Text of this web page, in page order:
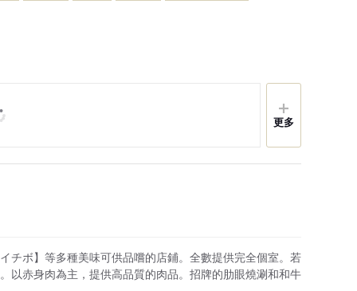
更多
チボ】等多種美味可供品嚐的店鋪。全數提供完全個室。若
以赤身肉為主，提供高品質的肉品。招牌的肋眼燒涮和和牛